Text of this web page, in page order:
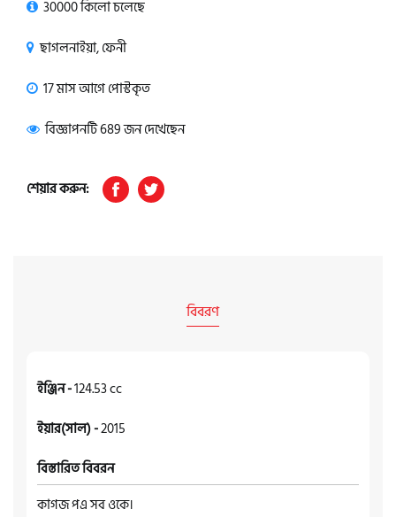
30000 কিলো চলেছে
ছাগলনাইয়া, ফেনী
17 মাস আগে পোস্টকৃত
বিজ্ঞাপনটি 689 জন দেখেছেন
শেয়ার করুন:
বিবরণ
ইঞ্জিন -124.53 cc
ইয়ার(সাল) -2015
বিস্তারিত বিবরন
কাগজ পএ সব ওকে।